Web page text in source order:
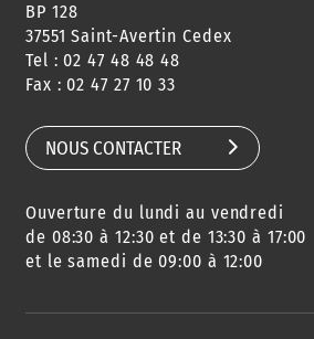
CONSEILS
DE QUARTIER
AGENDA
DES SORTIES
URBANISME
BP 128
37551 Saint-Avertin Cedex
Tel : 02 47 48 48 48
Fax : 02 47 27 10 33
NOUS CONTACTER
Ouverture du lundi au vendredi
de 08:30 à 12:30 et de 13:30 à 17:00
et le samedi de 09:00 à 12:00